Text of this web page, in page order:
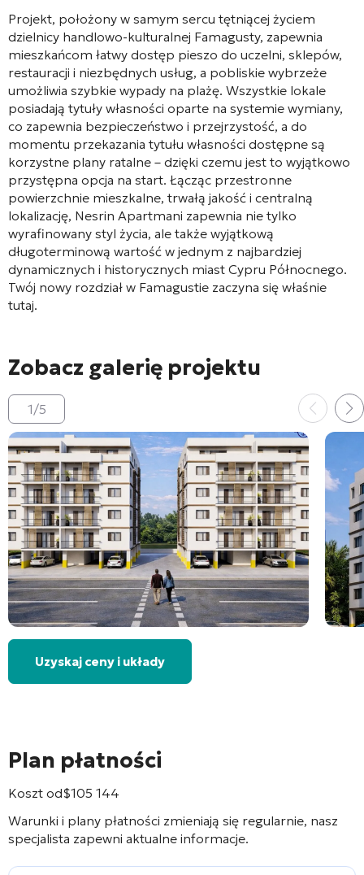
Projekt, położony w samym sercu tętniącej życiem
dzielnicy handlowo-kulturalnej Famagusty, zapewnia
mieszkańcom łatwy dostęp pieszo do uczelni, sklepów,
restauracji i niezbędnych usług, a pobliskie wybrzeże
umożliwia szybkie wypady na plażę. Wszystkie lokale
posiadają tytuły własności oparte na systemie wymiany,
co zapewnia bezpieczeństwo i przejrzystość, a do
momentu przekazania tytułu własności dostępne są
korzystne plany ratalne – dzięki czemu jest to wyjątkowo
przystępna opcja na start. Łącząc przestronne
powierzchnie mieszkalne, trwałą jakość i centralną
lokalizację, Nesrin Apartmani zapewnia nie tylko
wyrafinowany styl życia, ale także wyjątkową
długoterminową wartość w jednym z najbardziej
dynamicznych i historycznych miast Cypru Północnego.
Twój nowy rozdział w Famagustie zaczyna się właśnie
tutaj.
Zobacz galerię projektu
1/5
Uzyskaj ceny i układy
Plan płatności
Koszt od$105 144
Warunki i plany płatności zmieniają się regularnie, nasz
specjalista zapewni aktualne informacje.